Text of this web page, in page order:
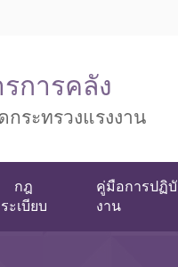
การคลัง
ระทรวงแรงงาน
กฎ
ระเบียบ
คู่มือการปฏิ
งาน